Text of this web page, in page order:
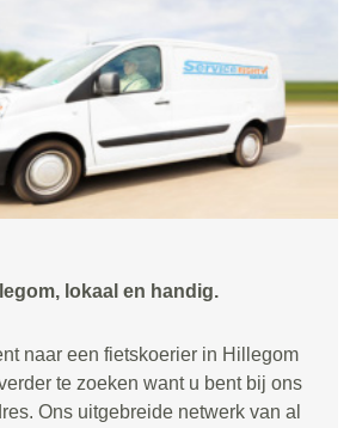
lokaal en handig.
naar een fietskoerier in Hillegom
te zoeken want u bent bij ons
Ons uitgebreide netwerk van al